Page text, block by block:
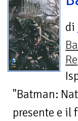
di
"Batman:
presente e il